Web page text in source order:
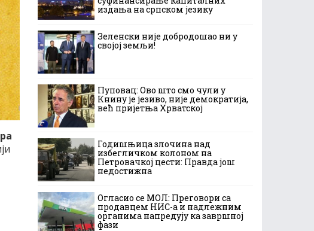
издања на српском језику
Зеленски није добродошао ни у
својој земљи!
Пуповац: Ово што смо чули у
Книну је језиво, није демократија,
већ пријетња Хрватској
Годишњица злочина над
избегличком колоном на
Петровачкој цести: Правда још
недостижна
Огласио се МОЛ: Преговори са
продавцем НИС-а и надлежним
органима напредују ка завршној
фази